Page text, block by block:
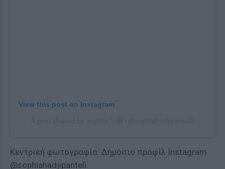
View this post on Instagram
Κεντρική φωτογραφία: Δημόσιο προφίλ Instagram
@sophiahadjipanteli